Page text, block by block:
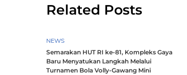
Related Posts
NEWS
Semarakan HUT RI ke-81, Kompleks Gaya
Baru Menyatukan Langkah Melalui
Turnamen Bola Volly-Gawang Mini